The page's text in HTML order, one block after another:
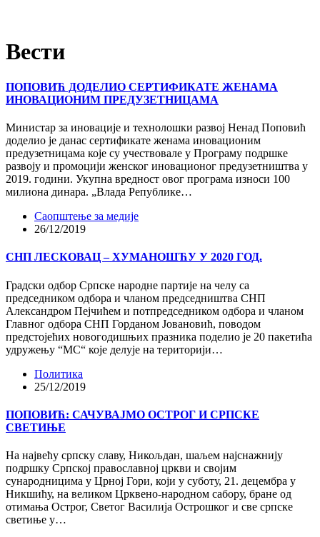
Вести
ПОПОВИЋ ДОДЕЛИО СЕРТИФИКАТЕ ЖЕНАМА
ИНОВАЦИОНИМ ПРЕДУЗЕТНИЦАМА
Министар за иновације и технолошки развој Ненад Поповић
доделио је данас сертификате женама иновационим
предузетницама које су учествовале у Програму подршке
развоју и промоцији женског иновационог предузетништва у
2019. години. Укупна вредност овог програма износи 100
милиона динара. „Влада Републике…
Саопштење за медије
26/12/2019
СНП ЛЕСКОВАЦ – ХУМАНОШЋУ У 2020 ГОД.
Градски одбор Српске народне партије на челу са
председником одбора и чланом председништва СНП
Александром Пејчићем и потпредседником одбора и чланом
Главног одбора СНП Горданом Јовановић, поводом
предстојећих новогодишњих празника поделио је 20 пакетића
удружењу “МС“ које делује на територији…
Политика
25/12/2019
ПОПОВИЋ: САЧУВАЈМО ОСТРОГ И СРПСКЕ
СВЕТИЊЕ
На највећу српску славу, Никољдан, шаљем најснажнију
подршку Српској православној цркви и својим
сународницима у Црној Гори, који у суботу, 21. децембра у
Никшићу, на великом Црквено-народном сабору, бране од
отимања Острог, Светог Василија Острошког и све српске
светиње у…